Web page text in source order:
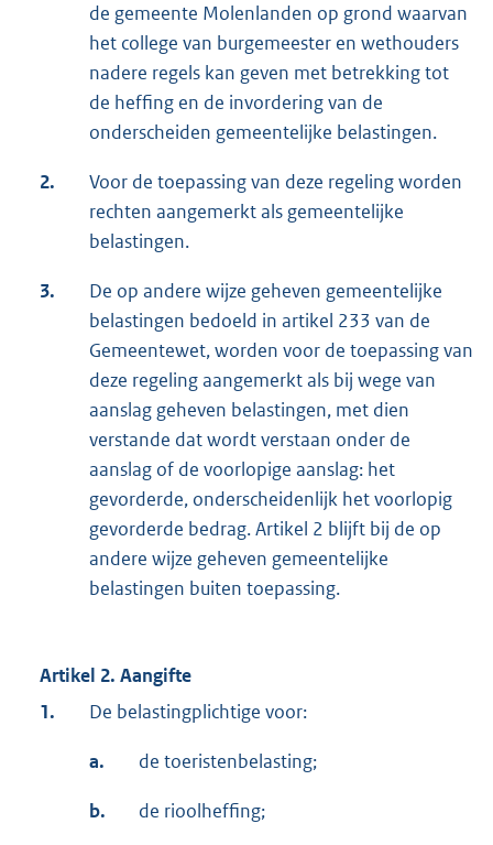
de gemeente Molenlanden op grond waarvan
het college van burgemeester en wethouders
nadere regels kan geven met betrekking tot
de heffing en de invordering van de
onderscheiden gemeentelijke belastingen.
2.
Voor de toepassing van deze regeling worden
rechten aangemerkt als gemeentelijke
belastingen.
3.
De op andere wijze geheven gemeentelijke
belastingen bedoeld in artikel 233 van de
Gemeentewet, worden voor de toepassing van
deze regeling aangemerkt als bij wege van
aanslag geheven belastingen, met dien
verstande dat wordt verstaan onder de
aanslag of de voorlopige aanslag: het
gevorderde, onderscheidenlijk het voorlopig
gevorderde bedrag. Artikel 2 blijft bij de op
andere wijze geheven gemeentelijke
belastingen buiten toepassing.
Artikel 2. Aangifte
1.
De belastingplichtige voor:
a. de toeristenbelasting;
b. de rioolheffing;